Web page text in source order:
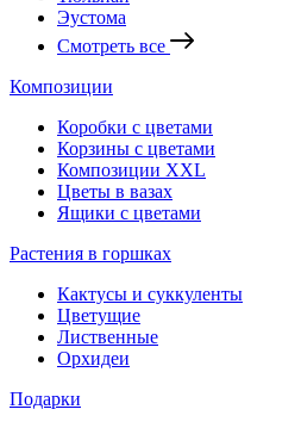
Эустома
Смотреть все
Композиции
Коробки с цветами
Корзины с цветами
Композиции XXL
Цветы в вазах
Ящики с цветами
Растения в горшках
Кактусы и суккуленты
Цветущие
Лиственные
Орхидеи
Подарки